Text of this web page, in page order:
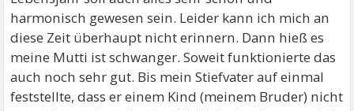
harmonisch gewesen sein. Leider kann ich mich an
diese Zeit überhaupt nicht erinnern. Dann hieß es
meine Mutti ist schwanger. Soweit funktionierte das
auch noch sehr gut. Bis mein Stiefvater auf einmal
feststellte, dass er einem Kind (meinem Bruder) nicht